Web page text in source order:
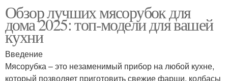
Обзор лучших мясорубок для
дома 2025: топ-модели для вашей
кухни
Введение
Мясорубка – это незаменимый прибор на любой кухне,
который позволяет приготовить свежие фарши, колбасы